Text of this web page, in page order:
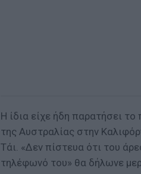
Η ίδια είχε ήδη παρατήσει
της Αυστραλίας στην
Τάι. «Δεν πίστευα ότι του
τηλέφωνό του» θα δήλωνε